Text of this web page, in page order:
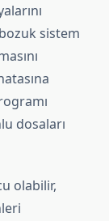
sistem
dosaları
olabilir,